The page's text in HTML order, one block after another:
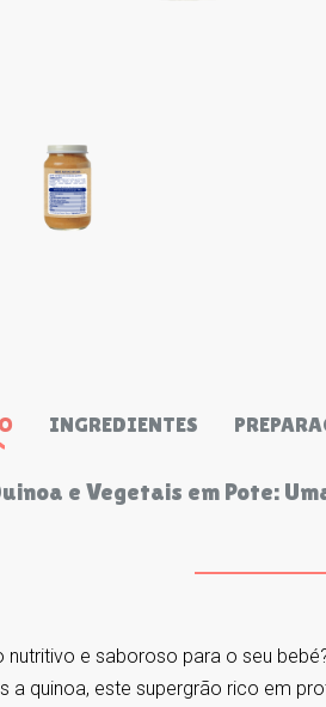
INGREDIENTES
e Vegetais em Pote:
nutritivo e saboroso para o seu
a quinoa, este supergrão rico em